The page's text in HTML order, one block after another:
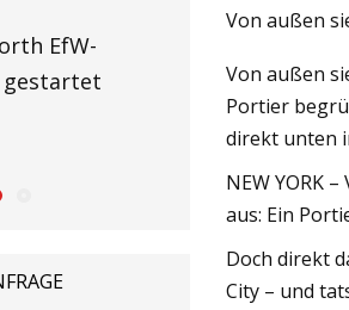
die
Mar 06, 2023
Unterstützung,
anzukurbeln,
und die
Von außen
Von außen
Portier
direkt unten
NEW YORK
aus: Ein
Doch direkt
City – und